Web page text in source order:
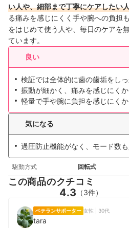
い人や、細部まで丁寧にケアしたい
る痛みを感じにくく手や腕への負担
をはじめて使う人や、毎日のケアを
ています。
良い
検証では全体的に歯の歯垢をし
振動が細かく、痛みを感じにく
軽量で手や腕に負担を感じにく
気になる
過圧防止機能がなく、モード数
駆動方式 回転式
この商品のクチコミ
4.3 （3件）
ベテランサポーター 女性 | 30代
tara